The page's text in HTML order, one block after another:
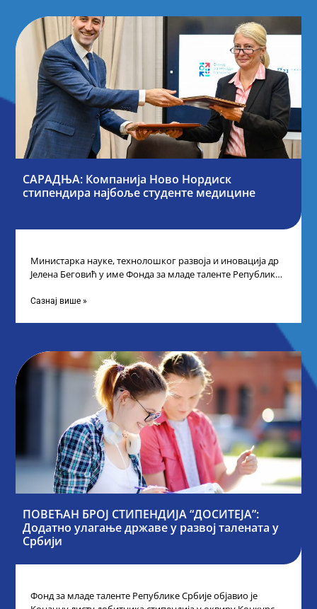
САРАДЊА: Компанија Ново Нордиск
стипендира најбоље студенте медицине
Министарка науке, технолошког развоја и иновација др
Јелена Беговић у име Фонда за младе таленте Републике
Сазнај више »
ПОВЕЋАН БРОЈ СТИПЕНДИЈА “ДОСИТЕЈА”:
Додатно улагање државе у развој талената у
Србији
Фонд за младе таленте Републике Србије објавио је